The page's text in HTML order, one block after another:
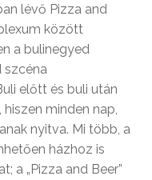
lévő Pizza and
között
a bulinegyed
szcéna
előtt és buli után
minden nap,
nyitva. Mi több, a
házhoz is
a „Pizza and Beer”